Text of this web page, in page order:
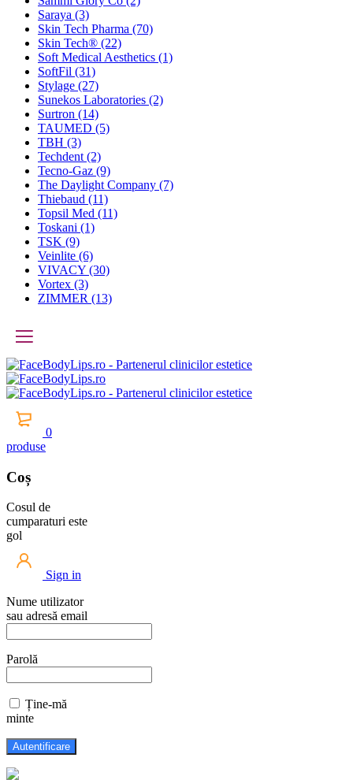
Saraya (3)
Skin Tech Pharma (70)
Skin Tech® (22)
Soft Medical Aesthetics (1)
SoftFil (31)
Stylage (27)
Sunekos Laboratories (2)
Surtron (14)
TAUMED (5)
TBH (3)
Techdent (2)
Tecno-Gaz (9)
The Daylight Company (7)
Thiebaud (11)
Topsil Med (11)
Toskani (1)
TSK (9)
Veinlite (6)
VIVACY (30)
Vortex (3)
ZIMMER (13)
0
produse
Coș
Cosul de
cumparaturi este
gol
Sign in
Nume utilizator
sau adresă email
Parolă
Ține-mă
minte